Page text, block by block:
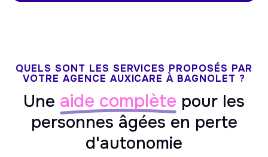
QUELS SONT LES SERVICES PROPOSÉS PAR
VOTRE AGENCE AUXICARE À BAGNOLET ?
Une aide complète pour les
personnes âgées en perte
d'autonomie